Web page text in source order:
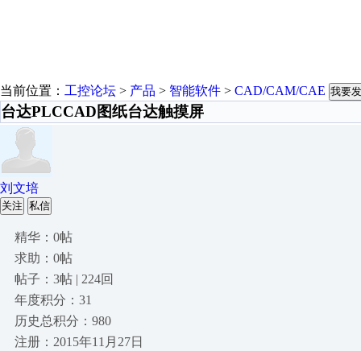
当前位置： 工控论坛 > 产品 > 智能软件 > CAD/CAM/CAE 我要
台达PLCCAD图纸台达触摸屏
刘文培
关注 私信
精华：0帖
求助：0帖
帖子：3帖 | 224回
年度积分：31
历史总积分：980
注册：2015年11月27日